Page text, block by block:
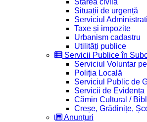
Starea civilă
Situații de urgență
Serviciul
Taxe și impozite
Urbanism cadastru
Utilități publice
Servicii Publice în
Serviciul Voluntar
Poliția Locală
Serviciul Public de
Servicii de Evidența
Cămin Cultural /
Creșe, Grădinițe,
Anunțuri